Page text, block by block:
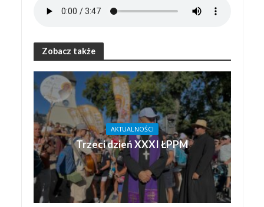
Zobacz także
AKTUALNOŚCI
Trzeci dzień XXXI ŁPPM